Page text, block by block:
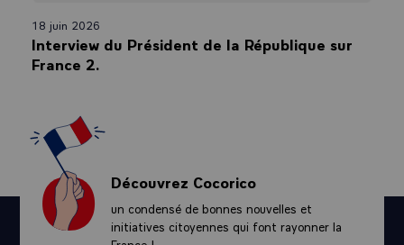
18 juin 2026
Interview du Président de la République sur
France 2.
Découvrez Cocorico
un condensé de bonnes nouvelles et
initiatives citoyennes qui font rayonner la